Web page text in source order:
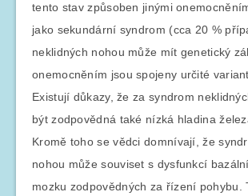
tento stav způsoben jinými
jako sekundární syndrom (cca 20 %
neklidných nohou může mít genetický
onemocněním jsou spojeny určité
Existují důkazy, že za syndrom
být zodpovědná také nízká hladina
Kromě toho se vědci domnívají, že
nohou může souviset s dysfunkcí
mozku zodpovědných za řízení pohybu.